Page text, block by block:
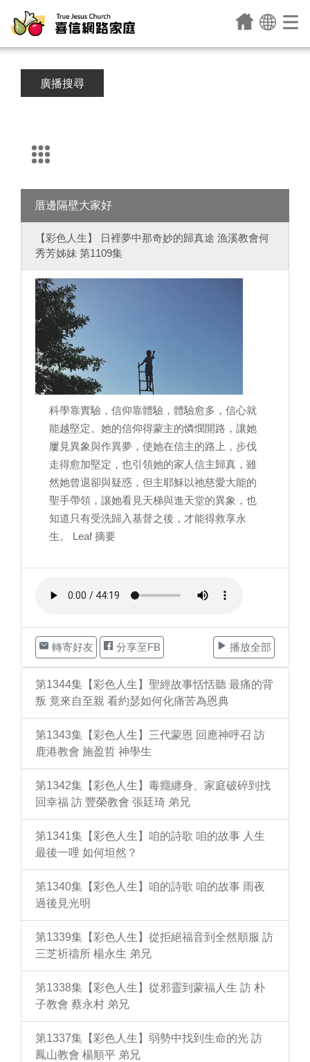
廣播搜尋
厝邊隔壁大家好
【彩色人生】 日裡夢中那奇妙的歸真途 漁溪教會何
秀芳姊妹 第1109集
科學靠實驗，信仰靠體驗，體驗愈多，信心就
能越堅定。她的信仰得蒙主的憐憫開路，讓她
屢見異象與作異夢，使她在信主的路上，步伐
走得愈加堅定，也引領她的家人信主歸真，雖
然她曾退卻與疑惑，但主耶穌以祂慈愛大能的
聖手帶領，讓她看見天梯與進天堂的異象，也
知道只有受洗歸入基督之後，才能得救享永
生。 Leaf 摘要
轉寄好友 分享至FB 播放全部
第1344集【彩色人生】聖經故事恬恬聽 最痛的背
叛 竟來自至親 看約瑟如何化痛苦為恩典
第1343集【彩色人生】三代蒙恩 回應神呼召 訪
鹿港教會 施盈哲 神學生
第1342集【彩色人生】毒癮纏身、家庭破碎到找
回幸福 訪 豐榮教會 張廷琦 弟兄
第1341集【彩色人生】咱的詩歌 咱的故事 人生
最後一哩 如何坦然？
第1340集【彩色人生】咱的詩歌 咱的故事 雨夜
過後見光明
第1339集【彩色人生】從拒絕福音到全然順服 訪
三芝祈禱所 楊永生 弟兄
第1338集【彩色人生】從邪靈到蒙福人生 訪 朴
子教會 蔡永村 弟兄
第1337集【彩色人生】弱勢中找到生命的光 訪
鳳山教會 楊順平 弟兄